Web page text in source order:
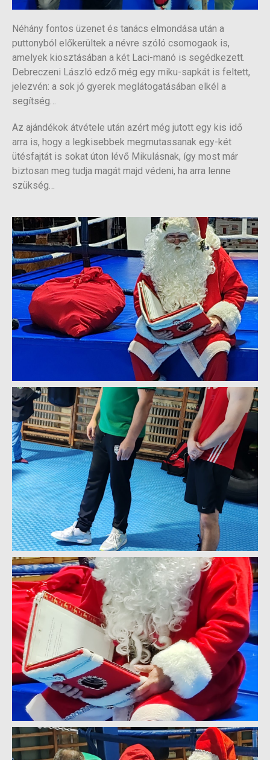
Néhány fontos üzenet és tanács elmondása után a
puttonyból előkerültek a névre szóló csomogaok is,
amelyek kiosztásában a két Laci-manó is segédkezett.
Debreczeni László edző még egy miku-sapkát is feltett,
jelezvén: a sok jó gyerek meglátogatásában elkél a
segítség…
Az ajándékok átvétele után azért még jutott egy kis idő
arra is, hogy a legkisebbek megmutassanak egy-két
ütésfajtát is sokat úton lévő Mikulásnak, így most már
biztosan meg tudja magát majd védeni, ha arra lenne
szükség…